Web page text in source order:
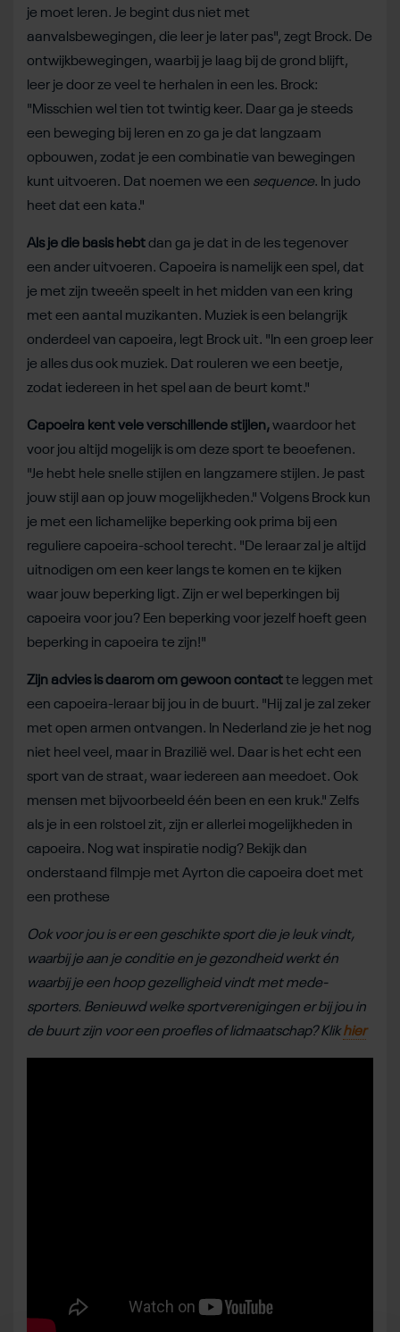
je moet leren. Je begint dus niet met
aanvalsbewegingen, die leer je later pas", zegt Brock. De
ontwijkbewegingen, waarbij je laag bij de grond blijft,
leer je door ze veel te herhalen in een les. Brock:
"Misschien wel tien tot twintig keer. Daar ga je steeds
een beweging bij leren en zo ga je dat langzaam
opbouwen, zodat je een combinatie van bewegingen
kunt uitvoeren. Dat noemen we een sequence. In judo
heet dat een kata."
Als je die basis hebtdan ga je dat in de les tegenover
een ander uitvoeren. Capoeira is namelijk een spel, dat
je met zijn tweeën speelt in het midden van een kring
met een aantal muzikanten. Muziek is een belangrijk
onderdeel van capoeira, legt Brock uit. "In een groep leer
je alles dus ook muziek. Dat rouleren we een beetje,
zodat iedereen in het spel aan de beurt komt."
Capoeira kent vele verschillende stijlen,waardoor het
voor jou altijd mogelijk is om deze sport te beoefenen.
"Je hebt hele snelle stijlen en langzamere stijlen. Je past
jouw stijl aan op jouw mogelijkheden." Volgens Brock kun
je met een lichamelijke beperking ook prima bij een
reguliere capoeira-school terecht. "De leraar zal je altijd
uitnodigen om een keer langs te komen en te kijken
waar jouw beperking ligt. Zijn er wel beperkingen bij
capoeira voor jou? Een beperking voor jezelf hoeft geen
beperking in capoeira te zijn!"
Zijn advies is daarom om gewoon contactte leggen met
een capoeira-leraar bij jou in de buurt. "Hij zal je zal zeker
met open armen ontvangen. In Nederland zie je het nog
niet heel veel, maar in Brazilië wel. Daar is het echt een
sport van de straat, waar iedereen aan meedoet. Ook
mensen met bijvoorbeeld één been en een kruk." Zelfs
als je in een rolstoel zit, zijn er allerlei mogelijkheden in
capoeira. Nog wat inspiratie nodig? Bekijk dan
onderstaand filmpje met Ayrton die capoeira doet met
een prothese
Ook voor jou is er een geschikte sport die je leuk vindt,
waarbij je aan je conditie en je gezondheid werkt én
waarbij je een hoop gezelligheid vindt met mede-
sporters. Benieuwd welke sportverenigingen er bij jou in
de buurt zijn voor een proefles of lidmaatschap? Klikhier